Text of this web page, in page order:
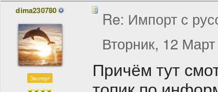
dima230780
Эксперт
Re: Импорт с
Вторник, 12
Причём тут